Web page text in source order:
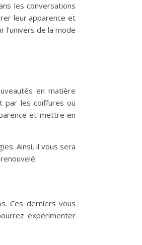
les conversations
leur apparence et
de la mode
en matière
par les coiffures ou
et mettre en
Ainsi, il vous sera
Ces derniers vous
expérimenter